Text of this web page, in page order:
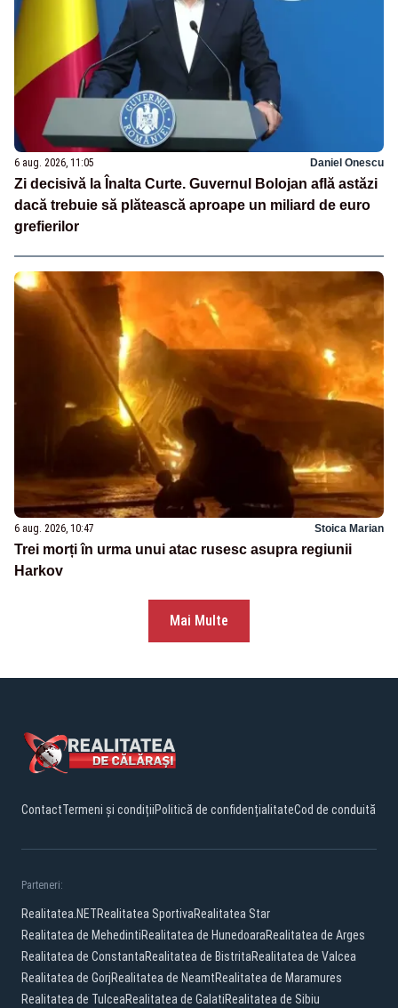
6 aug. 2026, 11:05 Daniel Onescu
Zi decisivă la Înalta Curte. Guvernul Bolojan află astăzi
dacă trebuie să plătească aproape un miliard de euro
grefierilor
6 aug. 2026, 10:47 Stoica Marian
Trei morți în urma unui atac rusesc asupra regiunii
Harkov
Mai Multe
ContactTermeni și condițiiPolitică de confidențialitateCod de conduită
Parteneri:
Realitatea.NETRealitatea SportivaRealitatea Star
Realitatea de MehedintiRealitatea de HunedoaraRealitatea de Arges
Realitatea de ConstantaRealitatea de BistritaRealitatea de Valcea
Realitatea de GorjRealitatea de NeamtRealitatea de Maramures
Realitatea de TulceaRealitatea de GalatiRealitatea de Sibiu